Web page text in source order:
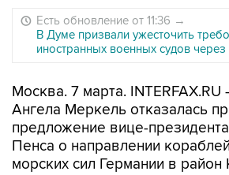
Есть обновление от 11:36 →
В Думе призвали ужесточить
иностранных военных судов
Москва. 7 марта.
Ангела Меркель отказалась
предложение вице-
Пенса о направлении
морских сил Германии в